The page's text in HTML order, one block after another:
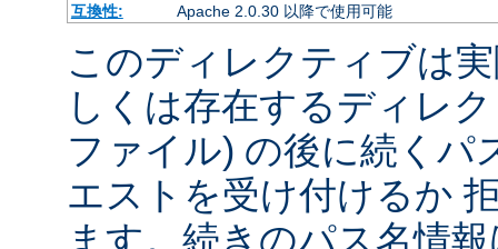
互換性:
Apache 2.0.30 以降で使用可能
このディレクティブは
しくは存在するディレ
ファイル) の後に続くパ
エストを受け付けるか
ます。続きのパス名情